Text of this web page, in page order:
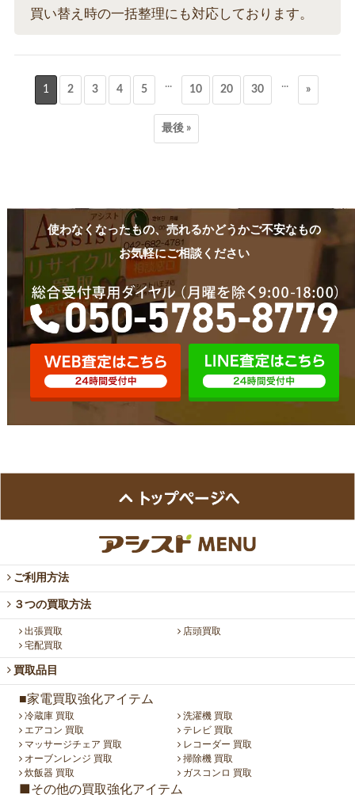
買い替え時の一括整理にも対応しております。
1 2 3 4 5 ... 10 20 30 ... »
最後 »
使わなくなったもの、売れるかどうかご不安なもの
お気軽にご相談ください
ご利用方法
３つの買取方法
出張買取
店頭買取
宅配買取
買取品目
■家電買取強化アイテム
冷蔵庫 買取
洗濯機 買取
エアコン 買取
テレビ 買取
マッサージチェア 買取
レコーダー 買取
オーブンレンジ 買取
掃除機 買取
炊飯器 買取
ガスコンロ 買取
■その他の買取強化アイテム